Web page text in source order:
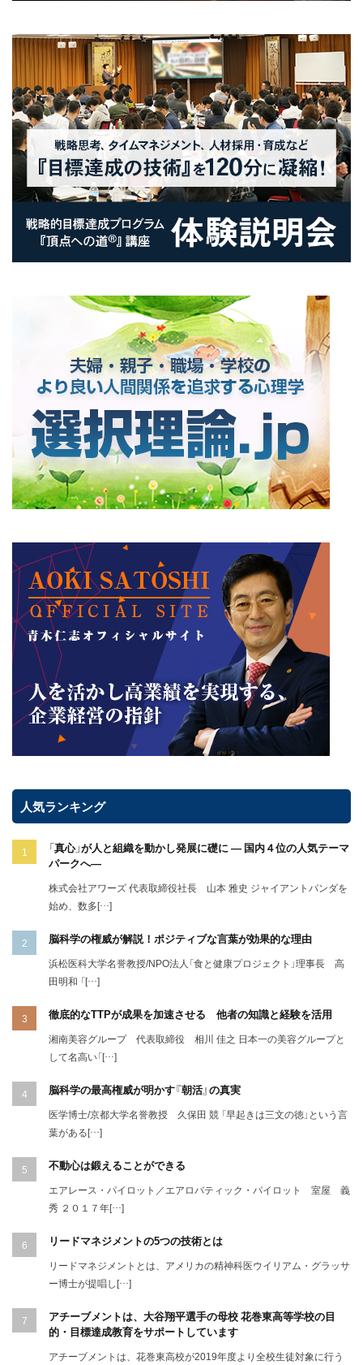
人気ランキング
「真心」が人と組織を動かし発展に礎に ― 国内４位の人気テーマ
パークへ―
株式会社アワーズ 代表取締役社長 山本 雅史 ジャイアントパンダを
始め、数多[…]
脳科学の権威が解説！ポジティブな言葉が効果的な理由
浜松医科大学名誉教授/NPO法人「食と健康プロジェクト」理事長 高
田明和 「[…]
徹底的なTTPが成果を加速させる 他者の知識と経験を活用
湘南美容グループ 代表取締役 相川 佳之 日本一の美容グループと
して名高い「[…]
脳科学の最高権威が明かす『朝活』の真実
医学博士/京都大学名誉教授 久保田 競 「早起きは三文の徳」という言
葉がある[…]
不動心は鍛えることができる
エアレース・パイロット／エアロバティック・パイロット 室屋 義
秀 ２０１７年[…]
リードマネジメントの5つの技術とは
リードマネジメントとは、アメリカの精神科医ウイリアム・グラッサ
ー博士が提唱し[…]
アチーブメントは、大谷翔平選手の母校 花巻東高等学校の目
的・目標達成教育をサポートしています
アチーブメントは、花巻東高校が2019年度より全校生徒対象に行う